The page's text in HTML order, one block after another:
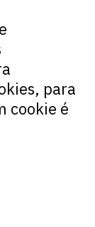
, para
cookie é